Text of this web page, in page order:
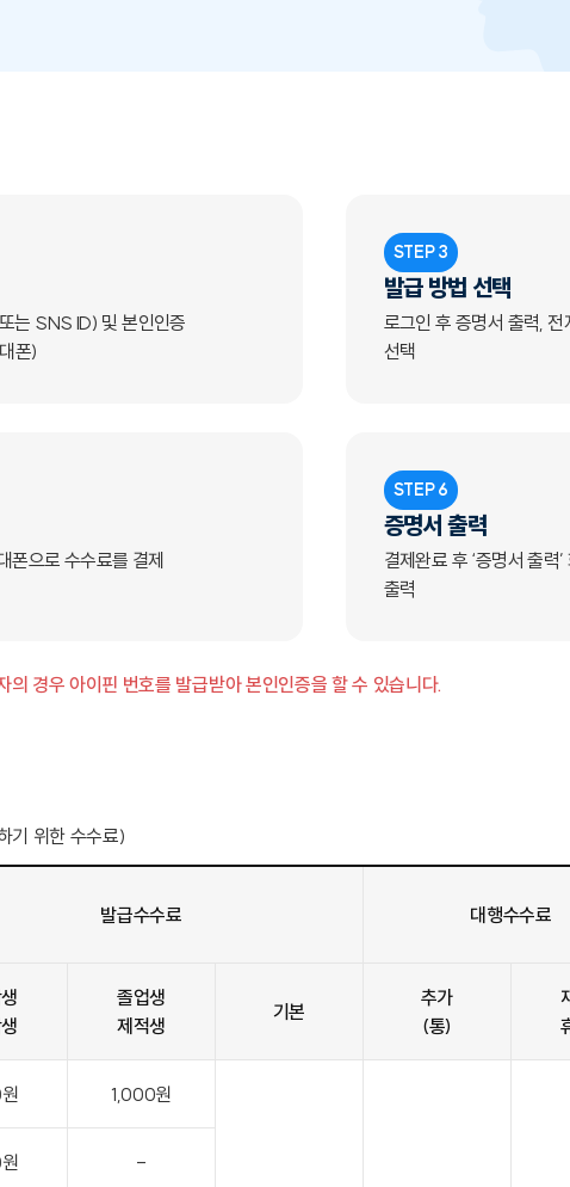
는 SNS ID) 및 본인인증
폰)
STEP 3
발급 방법 선택
로그인 후 증명서 출력,
선택
폰으로 수수료를 결제
STEP 6
증명서 출력
결제완료 후 ‘증명서 출력
출력
경우 아이핀 번호를 발급받아 본인인증을 할 수 있습니다.
기 위한 수수료)
발급수수료 대행수수료
졸업생
제적생
기본
추가
(통)
1,000원
-